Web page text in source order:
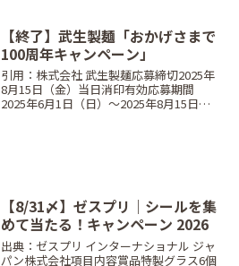
【終了】武生製麺「おかげさまで
100周年キャンペーン」
引用：株式会社 武生製麺応募締切2025年
8月15日（金）当日消印有効応募期間
2025年6月1日（日）〜2025年8月15日
【8/31〆】ゼスプリ｜シールを集
めて当たる！キャンペーン 2026
出典：ゼスプリ インターナショナル ジャ
パン株式会社項目内容賞品特製グラス6個